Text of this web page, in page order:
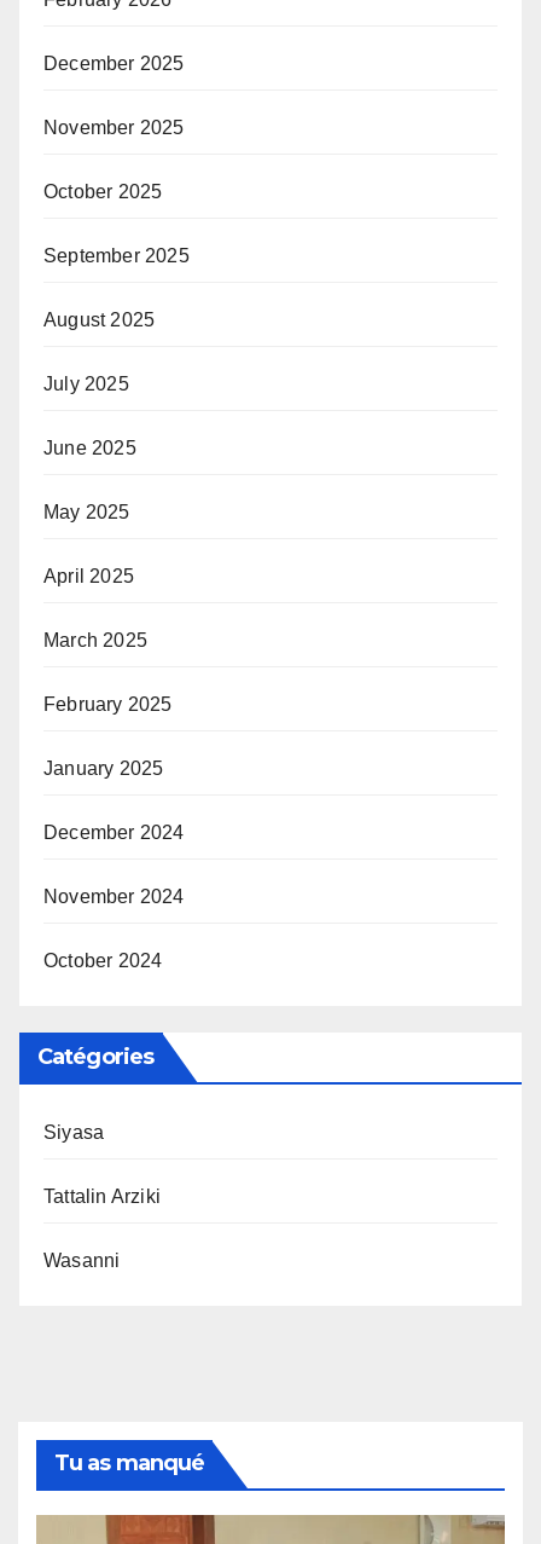
December 2025
November 2025
October 2025
September 2025
August 2025
July 2025
June 2025
May 2025
April 2025
March 2025
February 2025
January 2025
December 2024
November 2024
October 2024
Catégories
Siyasa
Tattalin Arziki
Wasanni
Tu as manqué